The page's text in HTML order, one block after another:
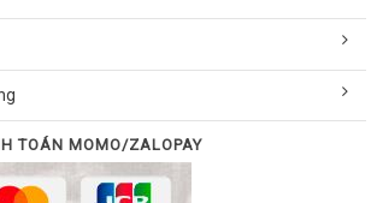
TOÁN MOMO/ZALOPAY